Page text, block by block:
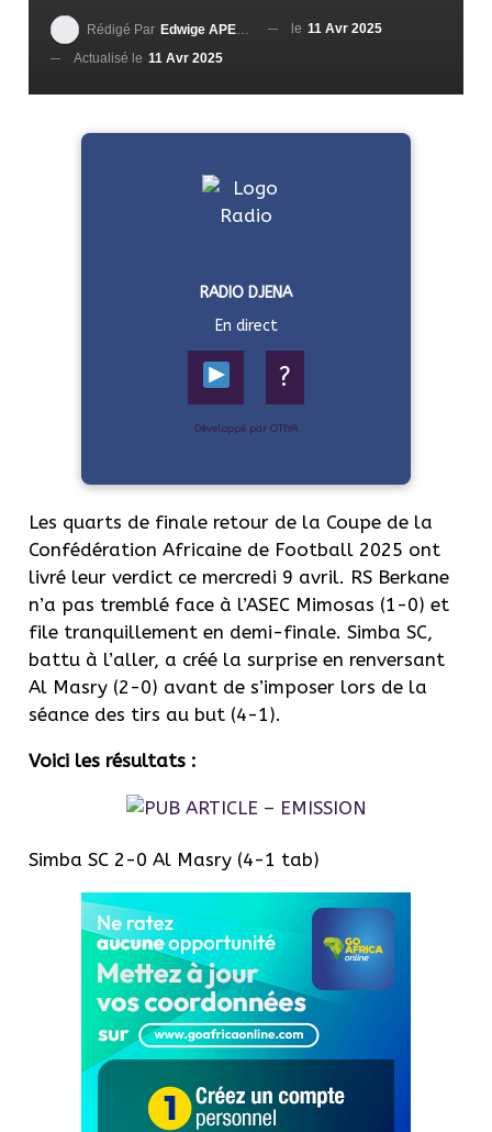
Rédigé Par Edwige APEDO le 11 Avr 2025
Actualisé le 11 Avr 2025
RADIO DJENA
En direct
?
Développé par OTIYA
Les quarts de finale retour de la Coupe de la
Confédération Africaine de Football 2025 ont
livré leur verdict ce mercredi 9 avril. RS Berkane
n’a pas tremblé face à l’ASEC Mimosas (1-0) et
file tranquillement en demi-finale. Simba SC,
battu à l’aller, a créé la surprise en renversant
Al Masry (2-0) avant de s’imposer lors de la
séance des tirs au but (4-1).
Voici les résultats :
Simba SC 2-0 Al Masry (4-1 tab)